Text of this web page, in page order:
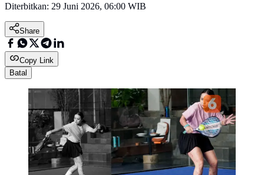
Diterbitkan: 29 Juni 2026, 06:00 WIB
Share
Copy Link
Batal